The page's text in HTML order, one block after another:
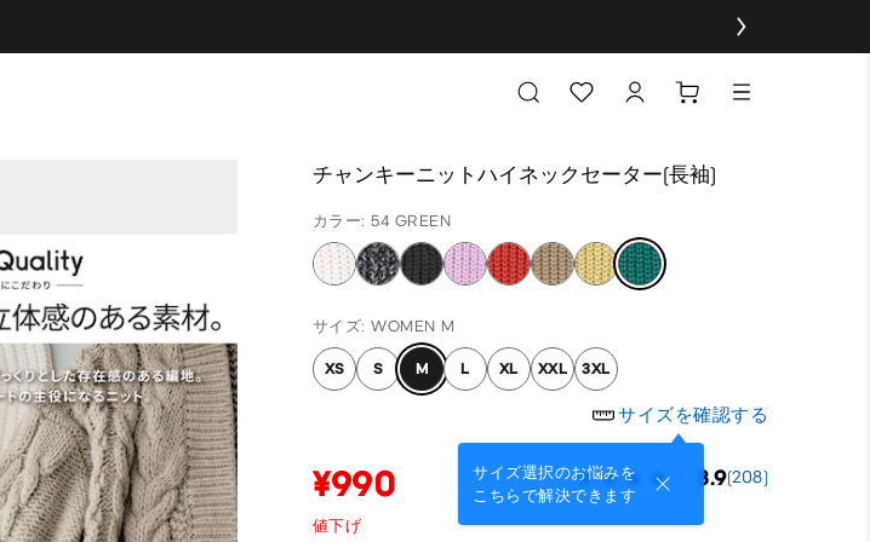
チャンキーニットハイネックセーター(長袖)
カラー: 54 GREEN
サイズ: WOMEN M
XS S M L XL XXL 3XL
サイズを確認する
サイズ選択のお悩みを
こちらで解決できます
¥990 3.9(208)
値下げ